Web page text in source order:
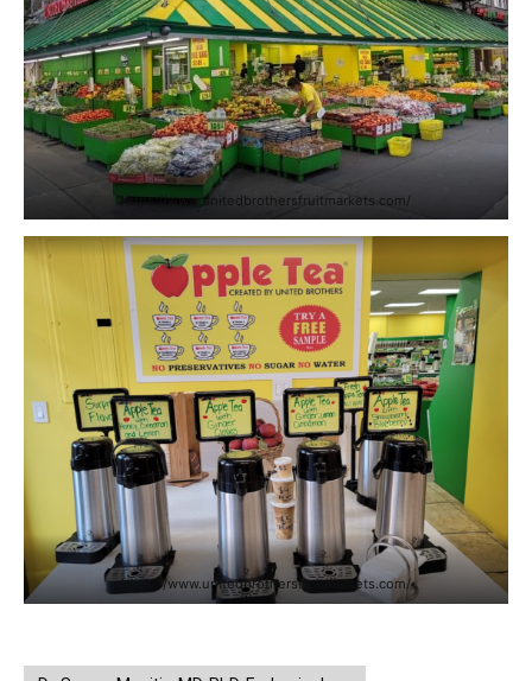
https://www.unitedbrothersfruitmarkets.com/
https://www.unitedbrothersfruitmarkets.com/